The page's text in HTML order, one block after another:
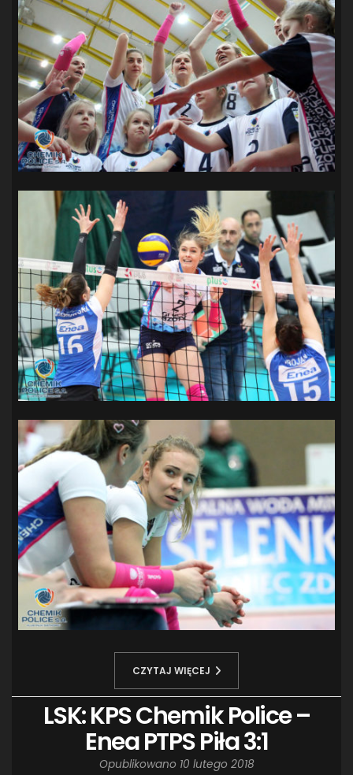
CZYTAJ WIĘCEJ
LSK: KPS Chemik Police –
Enea PTPS Piła 3:1
Opublikowano 10 lutego 2018
SANDRA SPA POGOŃ SZCZECIN(100) SIEDLECKA(63)
SPARING(110) SPR POGOŃ SZCZECIN(72)
SPÓJNIA STARGARD(35) STOCZNIA SZCZECIN(40)
SUPERLIGA KOBIET(58) SUPERLIGA MĘŻCZYZN (92)
TAURON LIGA KOBIET(106) TENIS (26) TREFL SOPOT(26)
WYGRANA(43) ZAGŁĘBIE LUBIN(36) ŚLĄSK WROCŁAW (29)
ŚWIT SKOLWIN(111)
STAT4U